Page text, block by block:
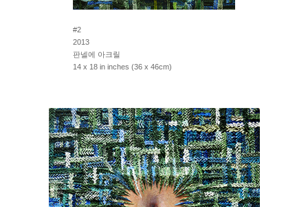
#2
2013
판넬에 아크릴
14 x 18 in inches (36 x 46cm)